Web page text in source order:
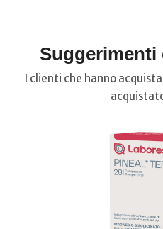
I clienti che hanno